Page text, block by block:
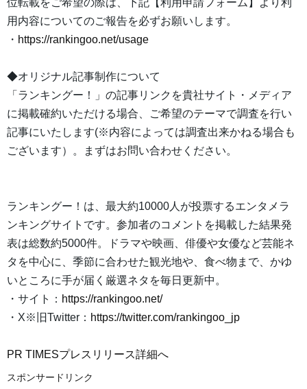
位転載をご希望の際は、下記【利用申請フォーム】より利
用内容についてのご報告を必ずお願いします。
・ https://rankingoo.net/usage
◆オリジナル記事制作について
「ランキングー！」の記事リンクを貴社サイト・メディア
に掲載確約いただける場合、ご希望のテーマで調査を行い
記事にいたします(※内容によっては調査出来かねる場合も
ございます）。まずはお問い合わせください。
ランキングー！は、最大約10000人が投票するエンタメラ
ンキングサイトです。参加者のコメントを掲載した結果発
表は総数約5000件。ドラマや映画、俳優や女優など芸能ネ
タを中心に、季節に合わせた観光地や、食べ物まで、かゆ
いところに手が届く厳選ネタを毎日更新中。
・サイト： https://rankingoo.net/
・X※旧Twitter： https://twitter.com/rankingoo_jp
PR TIMESプレスリリース詳細へ
スポンサードリンク